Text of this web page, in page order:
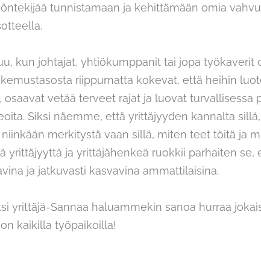
tunnistamaan ja kehittämään omia
kun johtajat, yhtiökumppanit tai jopa työkaverit
riippumatta kokevat, että heihin
vetää terveet rajat ja luovat turvallisessa
Siksi näemme, että yrittäjyyden kannalta
merkitystä vaan sillä, miten teet töitä ja
yrittäjyyttä ja yrittäjähenkeä ruokkii parhaiten se,
ja jatkuvasti kasvavina ammattilaisina.
yrittäjä-Sannaa haluammekin sanoa hurraa
kaikilla työpaikoilla!